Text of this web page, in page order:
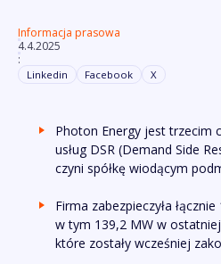
Informacja prasowa
4.4.2025
:
Linkedin Facebook X
Photon Energy jest trzecim
usług DSR (Demand Side
czyni spółkę wiodącym
Firma zabezpieczyła
w tym 139,2 MW w
które zostały wcześniej